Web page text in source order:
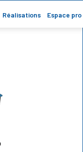
Réalisations Espace pro